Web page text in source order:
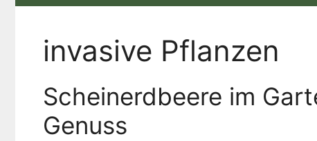
invasive Pflanzen
Scheinerdbeere im
Genuss